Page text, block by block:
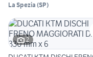
La Spezia (SP)
2